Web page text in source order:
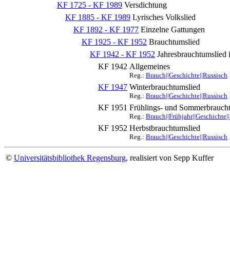
KF 1725 - KF 1989 Versdichtung
KF 1885 - KF 1989 Lyrisches Volkslied
KF 1892 - KF 1977 Einzelne Gattungen
KF 1925 - KF 1952 Brauchtumslied
KF 1942 - KF 1952 Jahresbrauchtumslied
KF 1942 Allgemeines
Reg.: Brauch||Geschichte||Russisch
KF 1947 Winterbrauchtumslied
Reg.: Brauch||Geschichte||Russisch
KF 1951 Frühlings- und
Reg.:
KF 1952 Herbstbrauchtumslied
Reg.: Brauch||Geschichte||Russisch
© Universitätsbibliothek Regensburg, realisiert von Sepp Kuffer